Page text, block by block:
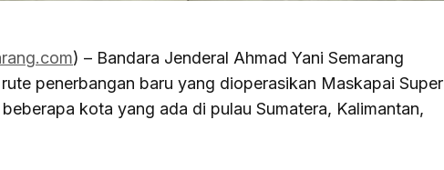
) – Bandara Jenderal Ahmad Yani Semarang
penerbangan baru yang dioperasikan Maskapai Super
kota yang ada di pulau Sumatera, Kalimantan,